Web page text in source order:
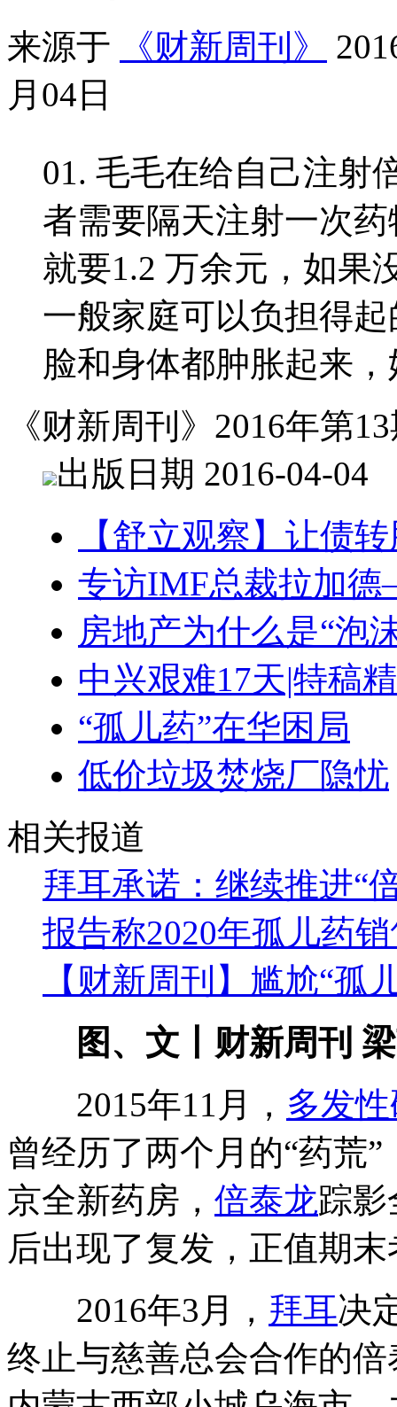
来源于 《财新周刊》
月04日
01. 毛毛在给自己注射
者需要隔天注射一次
就要1.2 万余元，如果
一般家庭可以负担得
脸和身体都肿胀起来
《财新周刊》2016年第
出版日期 2016-04-04
【舒立观察】让债
专访IMF总裁拉加
房地产为什么是“泡
中兴艰难17天|特稿
“孤儿药”在华困局
低价垃圾焚烧厂隐忧
相关报道
拜耳承诺：继续推进“
报告称2020年孤儿药
【财新周刊】尴尬“孤
图、文丨财新周刊
2015年11月， 多发
曾经历了两个月的“药荒
京全新药房， 倍泰龙踪
后出现了复发，正值期
2016年3月， 拜耳决
终止与慈善总会合作的